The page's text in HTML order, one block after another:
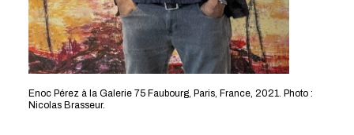
Enoc Pérez à la Galerie 75 Faubourg, Paris, France, 2021. Photo :
Nicolas Brasseur.